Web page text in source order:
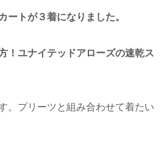
ートが３着になりました。
！ユナイテッドアローズの速乾ス
。プリーツと組み合わせて着たい